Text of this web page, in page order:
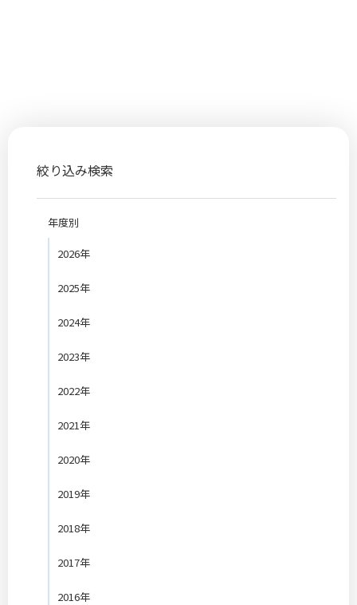
絞り込み検索
年度別
2026年
2025年
2024年
2023年
2022年
2021年
2020年
2019年
2018年
2017年
2016年